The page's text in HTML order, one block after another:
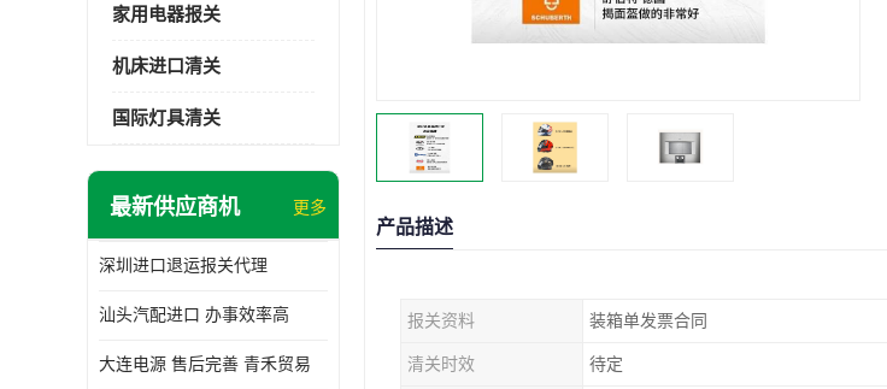
家用电器报关
机床进口清关
国际灯具清关
最新供应商机 更多
深圳进口退运报关代理
汕头汽配进口 办事效率高
大连电源 售后完善 青禾贸易
产品描述
报关资料 装箱单发票合同
清关时效 待定